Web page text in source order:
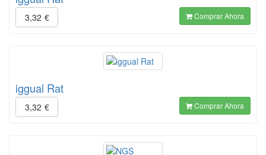
3,32 € Comprar Ahora
iggual Rat
3,32 € Comprar Ahora